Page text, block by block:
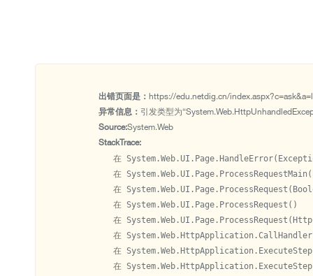
出错页面是： https://edu.netdig.cn/
异常信息： 引发类型为
Source:System.Web
StackTrace:
在
在
在
   在 System.Web.UI.Page.ProcessRequest()
在
在
在
在